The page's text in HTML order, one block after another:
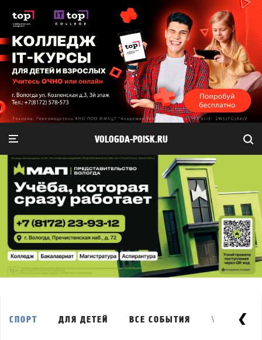
VOLOGDA-POISK.RU
СПОРТ ДЛЯ ДЕТЕЙ ВСЕ СОБЫТИЯ \